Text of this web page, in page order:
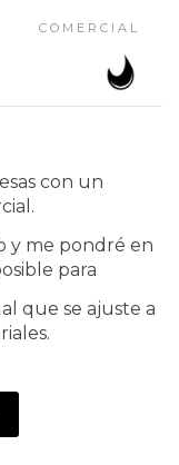
COMERCIAL
con un
y me pondré en
para
que se ajuste a
.